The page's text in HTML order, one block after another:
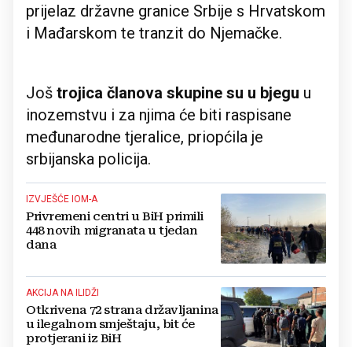
prijelaz državne granice Srbije s Hrvatskom
i Mađarskom te tranzit do Njemačke.
Još trojica članova skupine su u bjegu u
inozemstvu i za njima će biti raspisane
međunarodne tjeralice, priopćila je
srbijanska policija.
IZVJEŠĆE IOM-A
Privremeni centri u BiH primili
448 novih migranata u tjedan
dana
AKCIJA NA ILIDŽI
Otkrivena 72 strana državljanina
u ilegalnom smještaju, bit će
protjerani iz BiH